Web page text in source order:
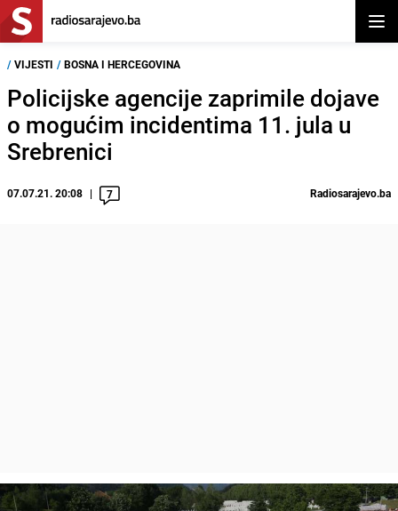
/ VIJESTI / BOSNA I HERCEGOVINA
Policijske agencije zaprimile dojave
o mogućim incidentima 11. jula u
Srebrenici
07.07.21. 20:08 7 Radiosarajevo.ba